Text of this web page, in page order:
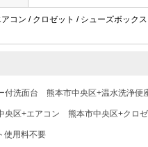
コン / クロゼット / シューズボック
付洗面台 熊本市中央区+温水洗浄便
央区+エアコン 熊本市中央区+クロゼ
使用料不要